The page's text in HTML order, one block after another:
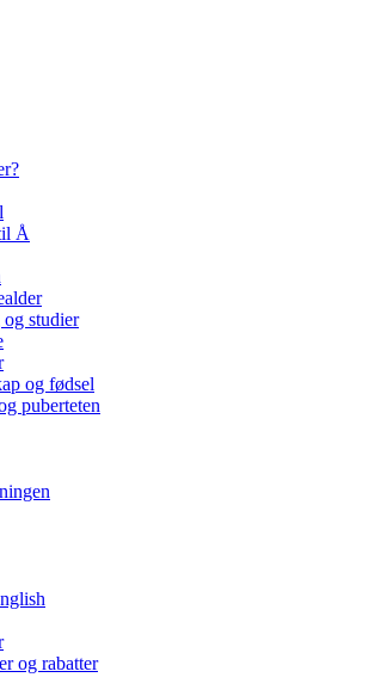
Å
studier
og fødsel
puberteten
og rabatter